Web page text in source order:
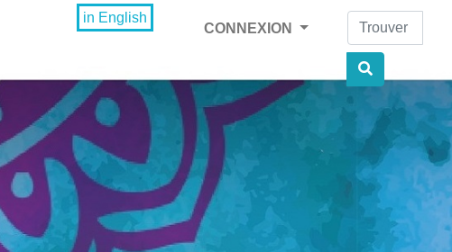
in English
CONNEXION
Find